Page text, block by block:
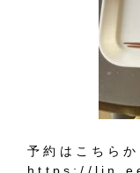
予約はこちらか